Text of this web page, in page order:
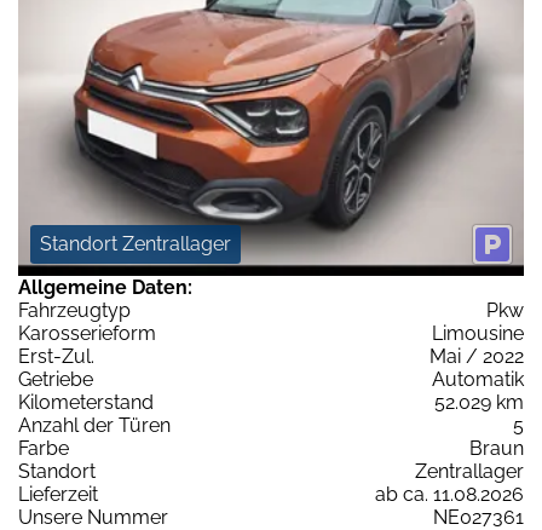
Standort Zentrallager
Allgemeine Daten:
Fahrzeugtyp
Pkw
Karosserieform
Limousine
Erst-Zul.
Mai / 2022
Getriebe
Automatik
Kilometerstand
52.029 km
Anzahl der Türen
5
Farbe
Braun
Standort
Zentrallager
Lieferzeit
ab ca. 11.08.2026
Unsere Nummer
NE027361